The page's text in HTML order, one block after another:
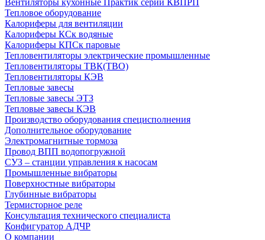
Вентиляторы кухонные Практик серии КВПРП
Тепловое оборудование
Калориферы для вентиляции
Калориферы КСк водяные
Калориферы КПСк паровые
Тепловентиляторы электрические промышленные
Тепловентиляторы ТВК(ТВО)
Тепловентиляторы КЭВ
Тепловые завесы
Тепловые завесы ЭТЗ
Тепловые завесы КЭВ
Производство оборудования специсполнения
Дополнительное оборудование
Электромагнитные тормоза
Провод ВПП водопогружной
СУЗ – станции управления к насосам
Промышленные вибраторы
Поверхностные вибраторы
Глубинные вибраторы
Термисторное реле
Консультация технического специалиста
Конфигуратор АДЧР
О компании